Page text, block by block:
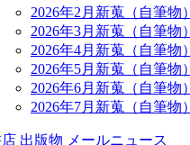
2026年2月新蒐（自筆物）
2026年3月新蒐（自筆物）
2026年4月新蒐（自筆物）
2026年5月新蒐（自筆物）
2026年6月新蒐（自筆物）
2026年7月新蒐（自筆物）
出版物 メールニュース